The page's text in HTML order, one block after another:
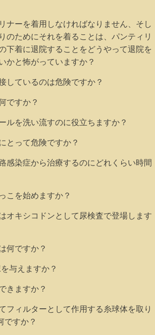
ナーを着用しなければなりません、そし
のためにそれを着ることは、パンティリ
下着に退院することをどうやって退院を
かと怖がっていますか？
しているのは危険ですか？
ですか？
ルを洗い流すのに役立ちますか？
とって危険ですか？
感染症から治療するのにどれくらい時間
こを始めますか？
オキシコドンとして尿検査で登場します
何ですか？
与えますか？
きますか？
フィルターとして作用する糸球体を取り
ですか？